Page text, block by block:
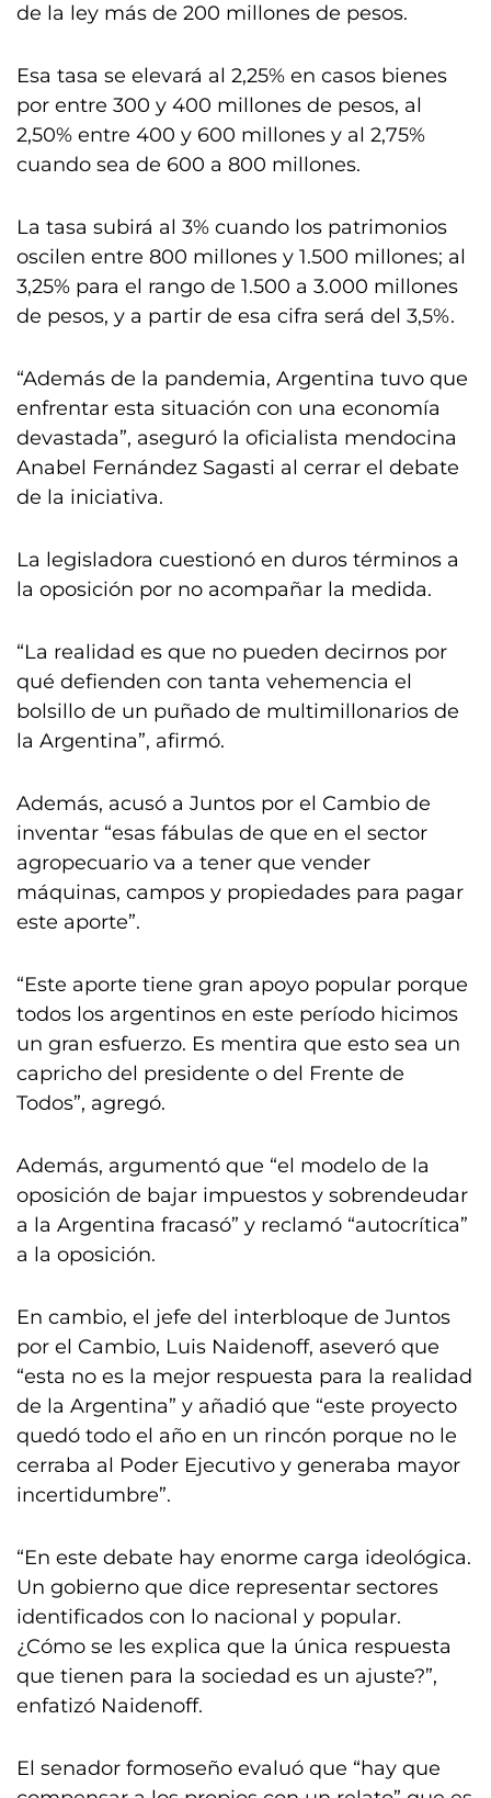
de la ley más de 200 millones de pesos.
Esa tasa se elevará al 2,25% en casos bienes
por entre 300 y 400 millones de pesos, al
2,50% entre 400 y 600 millones y al 2,75%
cuando sea de 600 a 800 millones.
La tasa subirá al 3% cuando los patrimonios
oscilen entre 800 millones y 1.500 millones; al
3,25% para el rango de 1.500 a 3.000 millones
de pesos, y a partir de esa cifra será del 3,5%.
“Además de la pandemia, Argentina tuvo que
enfrentar esta situación con una economía
devastada”, aseguró la oficialista mendocina
Anabel Fernández Sagasti al cerrar el debate
de la iniciativa.
La legisladora cuestionó en duros términos a
la oposición por no acompañar la medida.
“La realidad es que no pueden decirnos por
qué defienden con tanta vehemencia el
bolsillo de un puñado de multimillonarios de
la Argentina”, afirmó.
Además, acusó a Juntos por el Cambio de
inventar “esas fábulas de que en el sector
agropecuario va a tener que vender
máquinas, campos y propiedades para pagar
este aporte”.
“Este aporte tiene gran apoyo popular porque
todos los argentinos en este período hicimos
un gran esfuerzo. Es mentira que esto sea un
capricho del presidente o del Frente de
Todos”, agregó.
Además, argumentó que “el modelo de la
oposición de bajar impuestos y sobrendeudar
a la Argentina fracasó” y reclamó “autocrítica”
a la oposición.
En cambio, el jefe del interbloque de Juntos
por el Cambio, Luis Naidenoff, aseveró que
“esta no es la mejor respuesta para la realidad
de la Argentina” y añadió que “este proyecto
quedó todo el año en un rincón porque no le
cerraba al Poder Ejecutivo y generaba mayor
incertidumbre”.
“En este debate hay enorme carga ideológica.
Un gobierno que dice representar sectores
identificados con lo nacional y popular.
¿Cómo se les explica que la única respuesta
que tienen para la sociedad es un ajuste?”,
enfatizó Naidenoff.
El senador formoseño evaluó que “hay que